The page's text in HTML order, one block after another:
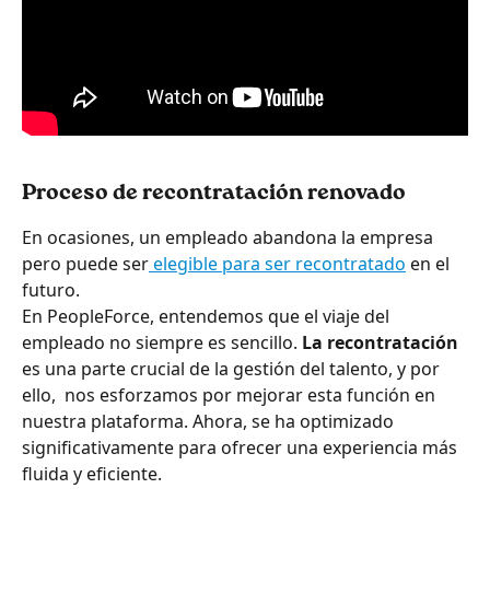
Proceso de recontratación renovado
En ocasiones, un empleado abandona la empresa
pero puede ser elegible para ser recontratado en el
futuro.
En PeopleForce, entendemos que el viaje del
empleado no siempre es sencillo. La recontratación
es una parte crucial de la gestión del talento, y por
ello,  nos esforzamos por mejorar esta función en
nuestra plataforma. Ahora, se ha optimizado
significativamente para ofrecer una experiencia más
fluida y eficiente.